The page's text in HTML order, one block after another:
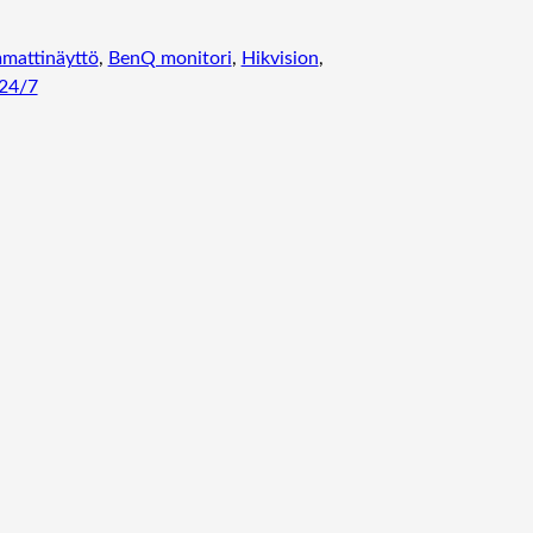
r
, BenQ monitori, Hikvision
7